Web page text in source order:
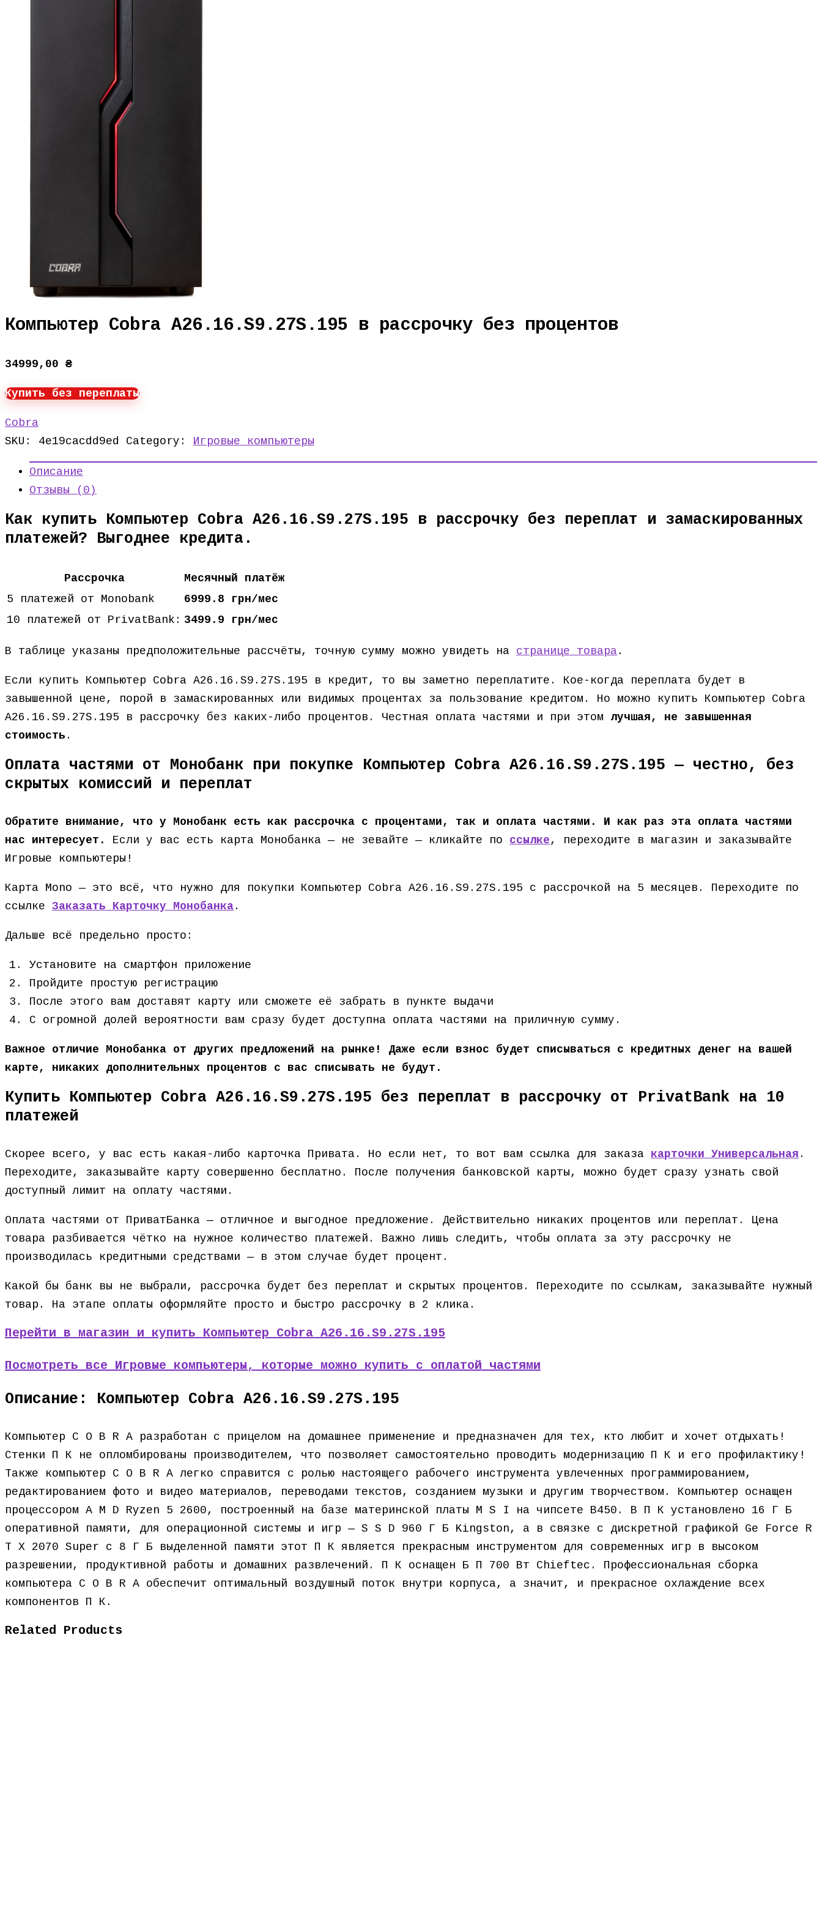
Компьютер Cobra A26.16.S9.27S.195 в рассрочку без процентов
34999,00 ₴
Купить без переплаты
Cobra
SKU: 4e19cacdd9ed Category: Игровые компьютеры
Описание
Отзывы (0)
Как купить Компьютер Cobra A26.16.S9.27S.195 в рассрочку без переплат и замаскированных
платежей? Выгоднее кредита.
Рассрочка
Месячный платёж
5 платежей от Monobank
6999.8 грн/мес
10 платежей от PrivatBank: 3499.9 грн/мес
В таблице указаны предположительные рассчёты, точную сумму можно увидеть на странице товара .
Если купить Компьютер Cobra A26.16.S9.27S.195 в кредит, то вы заметно переплатите. Кое-когда переплата будет в
завышенной цене, порой в замаскированных или видимых процентах за пользование кредитом. Но можно купить Компьютер Cobra
A26.16.S9.27S.195 в рассрочку без каких-либо процентов. Честная оплата частями и при этом лучшая, не завышенная
стоимость .
Оплата частями от Монобанк при покупке Компьютер Cobra A26.16.S9.27S.195 — честно, без
скрытых комиссий и переплат
Обратите внимание, что у Монобанк есть как рассрочка с процентами, так и оплата частями. И как раз эта оплата частями
нас интересует.
Если у вас есть карта Монобанка — не зевайте — кликайте по ссылке, переходите в магазин и заказывайте
Игровые компьютеры!
Карта Mono — это всё, что нужно для покупки Компьютер Cobra A26.16.S9.27S.195 с рассрочкой на 5 месяцев. Переходите по
ссылке Заказать Карточку Монобанка .
Дальше всё предельно просто:
Установите на смартфон приложение
Пройдите простую регистрацию
После этого вам доставят карту или сможете её забрать в пункте выдачи
С огромной долей вероятности вам сразу будет доступна оплата частями на приличную сумму.
Важное отличие Монобанка от других предложений на рынке! Даже если взнос будет списываться с кредитных денег на вашей
карте, никаких дополнительных процентов с вас списывать не будут.
Купить Компьютер Cobra A26.16.S9.27S.195 без переплат в рассрочку от PrivatBank на 10
платежей
Скорее всего, у вас есть какая-либо карточка Привата. Но если нет, то вот вам ссылка для заказа карточки Универсальная .
Переходите, заказывайте карту совершенно бесплатно. После получения банковской карты, можно будет сразу узнать свой
доступный лимит на оплату частями.
Оплата частями от ПриватБанка — отличное и выгодное предложение. Действительно никаких процентов или переплат. Цена
товара разбивается чётко на нужное количество платежей. Важно лишь следить, чтобы оплата за эту рассрочку не
производилась кредитными средствами — в этом случае будет процент.
Какой бы банк вы не выбрали, рассрочка будет без переплат и скрытых процентов. Переходите по ссылкам, заказывайте нужный
товар. На этапе оплаты оформляйте просто и быстро рассрочку в 2 клика.
Перейти в магазин и купить Компьютер Cobra A26.16.S9.27S.195
Посмотреть все Игровые компьютеры, которые можно купить с оплатой частями
Описание: Компьютер Cobra A26.16.S9.27S.195
Компьютер C O B R A разработан с прицелом на домашнее применение и предназначен для тех, кто любит и хочет отдыхать!
Стенки П К не опломбированы производителем, что позволяет самостоятельно проводить модернизацию П К и его профилактику!
Также компьютер C O B R A легко справится с ролью настоящего рабочего инструмента увлеченных программированием,
редактированием фото и видео материалов, переводами текстов, созданием музыки и другим творчеством. Компьютер оснащен
процессором A M D Ryzen 5 2600, построенный на базе материнской платы M S I на чипсете B450. В П К установлено 16 Г Б
оперативной памяти, для операционной системы и игр — S S D 960 Г Б Kingston, а в связке с дискретной графикой Ge Force R
T X 2070 Super с 8 Г Б выделенной памяти этот П К является прекрасным инструментом для современных игр в высоком
разрешении, продуктивной работы и домашних развлечений. П К оснащен Б П 700 Вт Chieftec. Профессиональная сборка
компьютера C O B R A обеспечит оптимальный воздушный поток внутри корпуса, а значит, и прекрасное охлаждение всех
компонентов П К.
Related Products